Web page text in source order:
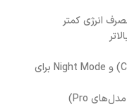
• دوربین: حالت سینمایی (Cinematic Mode) و Night Mode برای